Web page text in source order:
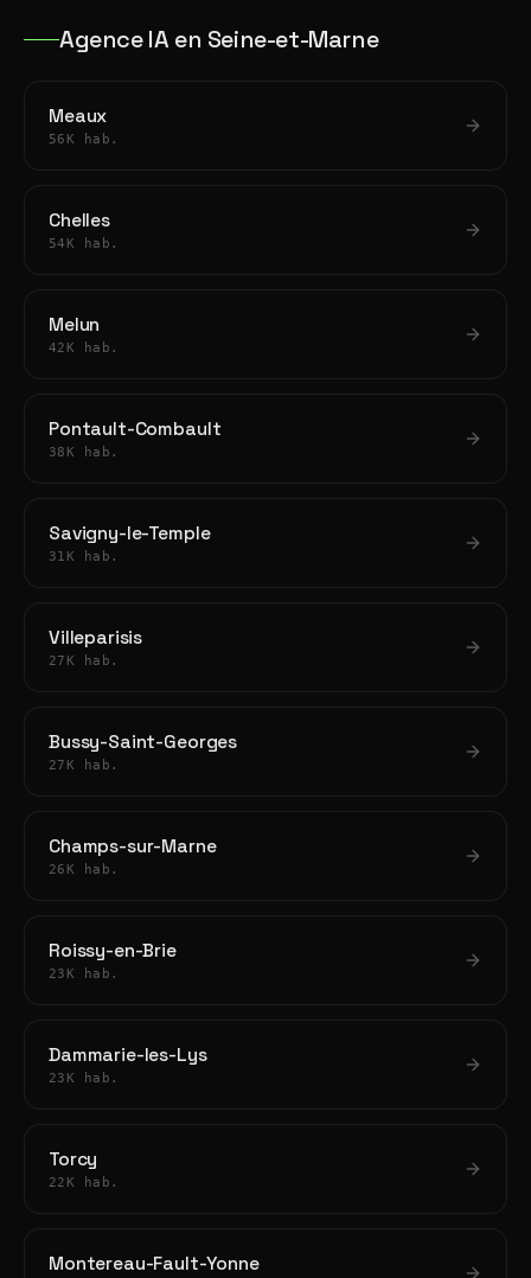
Agence IA en Seine-et-Marne
Meaux
56K hab.
Chelles
54K hab.
Melun
42K hab.
Pontault-Combault
38K hab.
Savigny-le-Temple
31K hab.
Villeparisis
27K hab.
Bussy-Saint-Georges
27K hab.
Champs-sur-Marne
26K hab.
Roissy-en-Brie
23K hab.
Dammarie-les-Lys
23K hab.
Torcy
22K hab.
Montereau-Fault-Yonne